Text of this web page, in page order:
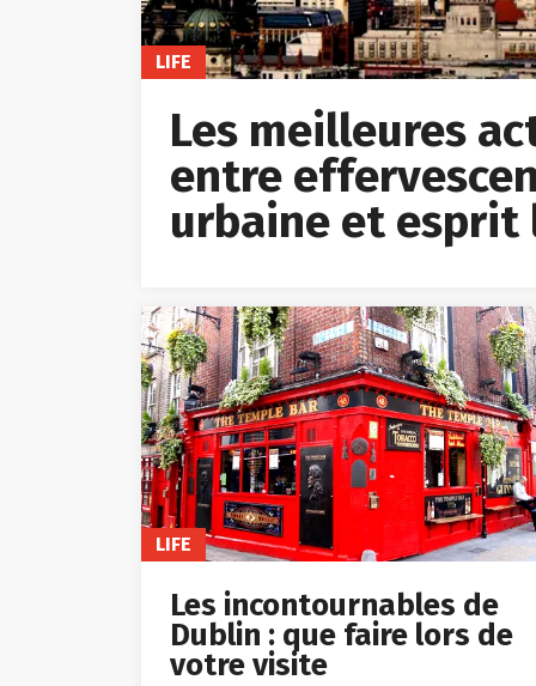
LIFE
Les meilleures
entre
urbaine et esprit
LIFE
Les incontournables de
Dublin : que faire lors de
votre visite